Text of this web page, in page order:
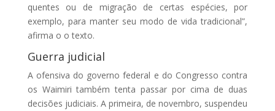
quentes ou de migração de certas espécies, por
exemplo, para manter seu modo de vida tradicional”,
afirma o o texto.
Guerra judicial
A ofensiva do governo federal e do Congresso contra
os Waimiri também tenta passar por cima de duas
decisões judiciais. A primeira, de novembro, suspendeu